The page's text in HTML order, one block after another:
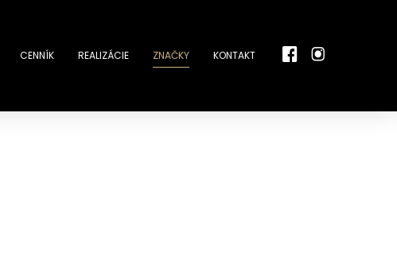
CENNÍK REALIZÁCIE ZNAČKY KONTAKT